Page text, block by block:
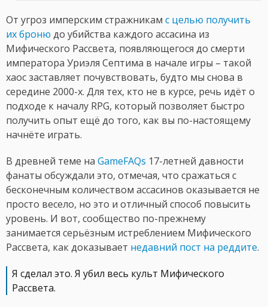
От угроз имперским стражникам с целью получить
их броню до убийства каждого ассасина из
Мифического Рассвета, появляющегося до смерти
императора Уриэля Септима в начале игры – такой
хаос заставляет почувствовать, будто мы снова в
середине 2000-х. Для тех, кто не в курсе, речь идёт о
подходе к началу RPG, который позволяет быстро
получить опыт ещё до того, как вы по-настоящему
начнёте играть.
В древней теме на GameFAQs 17-летней давности
фанаты обсуждали это, отмечая, что сражаться с
бесконечным количеством ассасинов оказывается не
просто весело, но это и отличный способ повысить
уровень. И вот, сообщество по-прежнему
занимается серьёзным истреблением Мифического
Рассвета, как доказывает недавний пост на реддите.
Я сделал это. Я убил весь культ Мифического
Рассвета.